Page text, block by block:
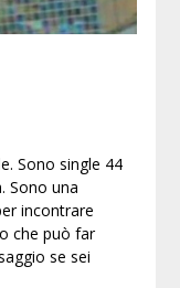
Sono single 44
Sono una
incontrare
che può far
se sei